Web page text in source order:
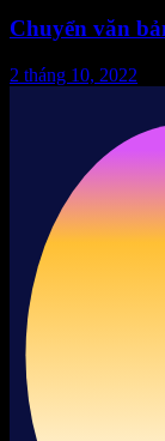
Chuyển văn
2 tháng 10, 2022